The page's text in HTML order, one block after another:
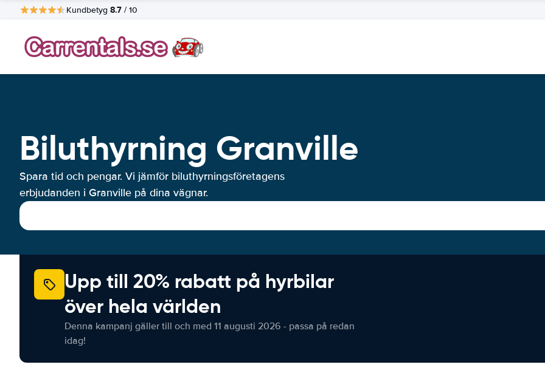
Kundbetyg 8.7 / 10
Biluthyrning Granville
Spara tid och pengar. Vi jämför biluthyrningsföretagens
erbjudanden i Granville på dina vägnar.
Upp till 20% rabatt på hyrbilar
över hela världen
Denna kampanj gäller till och med 11 augusti 2026 - passa på redan
idag!